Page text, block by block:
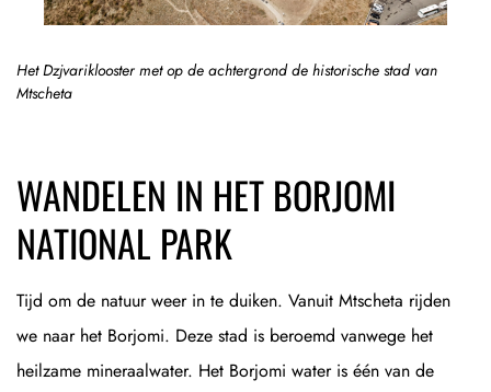
Het Dzjvariklooster met op de achtergrond de historische stad van
Mtscheta
WANDELEN IN HET BORJOMI
NATIONAL PARK
Tijd om de natuur weer in te duiken. Vanuit Mtscheta rijden
we naar het Borjomi. Deze stad is beroemd vanwege het
heilzame mineraalwater. Het Borjomi water is één van de